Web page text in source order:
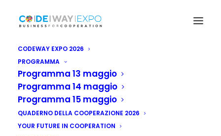
CODEWAY EXPO 2026
PROGRAMMA
Programma 13 maggio
Programma 14 maggio
Programma 15 maggio
QUADERNO DELLA COOPERAZIONE 2026
YOUR FUTURE IN COOPERATION